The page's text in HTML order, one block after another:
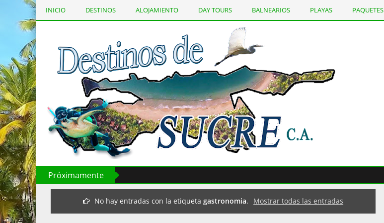
INICIO DESTINOS ALOJAMIENTO DAY TOURS BALNEARIOS PLAYAS PAQUETES
Próximamente
No hay entradas con la etiquetagastronomia. Mostrar todas las entradas